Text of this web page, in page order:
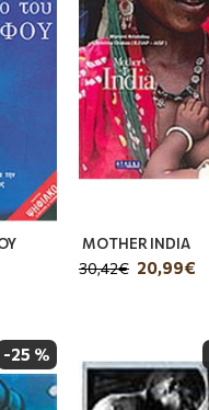
MOTHER INDIA
20,99€
30,42€
-25 %